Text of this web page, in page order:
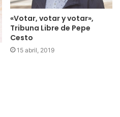
«Votar, votar y votar»,
Tribuna Libre de Pepe
Cesto
15 abril, 2019